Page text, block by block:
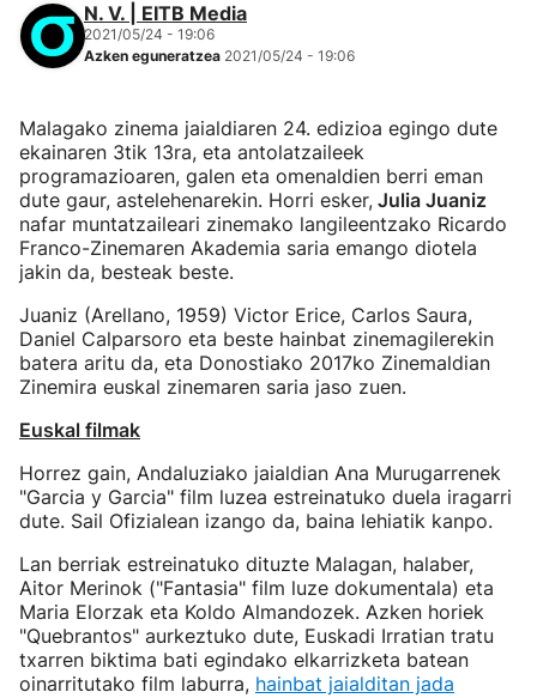
N. V. | EITB Media
2021/05/24 - 19:06
Azken eguneratzea 2021/05/24 - 19:06
Malagako zinema jaialdiaren 24. edizioa egingo dute
ekainaren 3tik 13ra, eta antolatzaileek
programazioaren, galen eta omenaldien berri eman
dute gaur, astelehenarekin. Horri esker, Julia Juaniz
nafar muntatzaileari zinemako langileentzako Ricardo
Franco-Zinemaren Akademia saria emango diotela
jakin da, besteak beste.
Juaniz (Arellano, 1959) Victor Erice, Carlos Saura,
Daniel Calparsoro eta beste hainbat zinemagilerekin
batera aritu da, eta Donostiako 2017ko Zinemaldian
Zinemira euskal zinemaren saria jaso zuen.
Euskal filmak
Horrez gain, Andaluziako jaialdian Ana Murugarrenek
"Garcia y Garcia" film luzea estreinatuko duela iragarri
dute. Sail Ofizialean izango da, baina lehiatik kanpo.
Lan berriak estreinatuko dituzte Malagan, halaber,
Aitor Merinok ("Fantasia" film luze dokumentala) eta
Maria Elorzak eta Koldo Almandozek. Azken horiek
"Quebrantos" aurkeztuko dute, Euskadi Irratian tratu
txarren biktima bati egindako elkarrizketa batean
oinarritutako film laburra, hainbat jaialditan jada